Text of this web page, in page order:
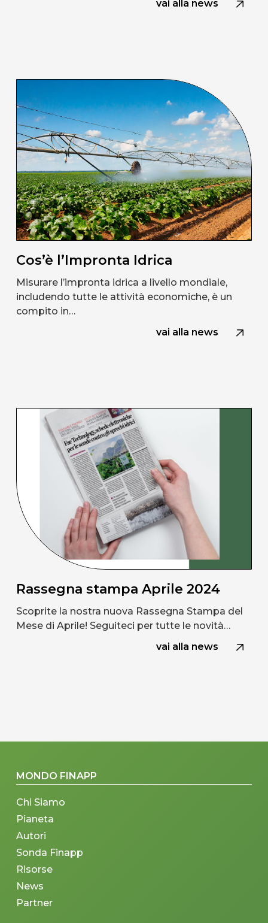
vai alla news
Cos’è l’Impronta Idrica
Misurare l’impronta idrica a livello mondiale,
includendo tutte le attività economiche, è un
compito in…
vai alla news
Rassegna stampa Aprile 2024
Scoprite la nostra nuova Rassegna Stampa del
Mese di Aprile! Seguiteci per tutte le novità…
vai alla news
MONDO FINAPP
Chi Siamo
Pianeta
Autori
Sonda Finapp
Risorse
News
Partner